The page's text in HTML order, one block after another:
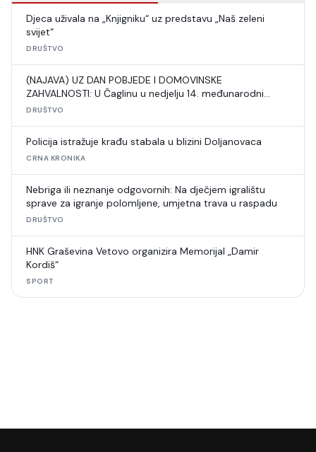
Djeca uživala na „Knjigniku“ uz predstavu „Naš zeleni
svijet“
DRUŠTVO
(NAJAVA) UZ DAN POBJEDE I DOMOVINSKE
ZAHVALNOSTI: U Čaglinu u nedjelju 14. međunarodni
šahovski turnir
DRUŠTVO
Policija istražuje krađu stabala u blizini Doljanovaca
CRNA KRONIKA
Nebriga ili neznanje odgovornih: Na dječjem igralištu
sprave za igranje polomljene, umjetna trava u raspadu
DRUŠTVO
HNK Graševina Vetovo organizira Memorijal „Damir
Kordiš“
SPORT